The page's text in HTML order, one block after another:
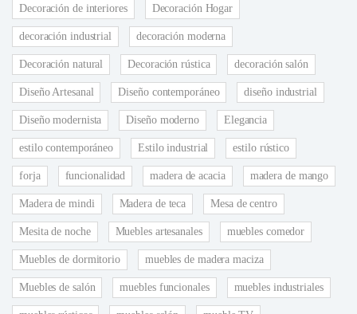
Decoración de interiores Decoración Hogar
decoración industrial decoración moderna
Decoración natural Decoración rústica decoración salón
Diseño Artesanal Diseño contemporáneo diseño industrial
Diseño modernista Diseño moderno Elegancia
estilo contemporáneo Estilo industrial estilo rústico
forja funcionalidad madera de acacia madera de mango
Madera de mindi Madera de teca Mesa de centro
Mesita de noche Muebles artesanales muebles comedor
Muebles de dormitorio muebles de madera maciza
Muebles de salón muebles funcionales muebles industriales